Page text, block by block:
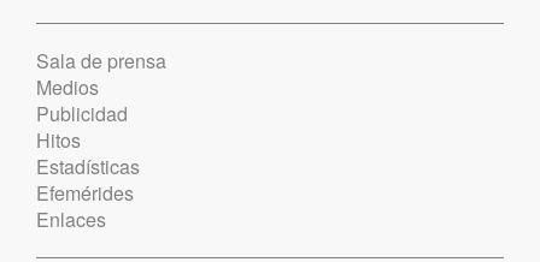
Sala de prensa
Medios
Publicidad
Hitos
Estadísticas
Efemérides
Enlaces